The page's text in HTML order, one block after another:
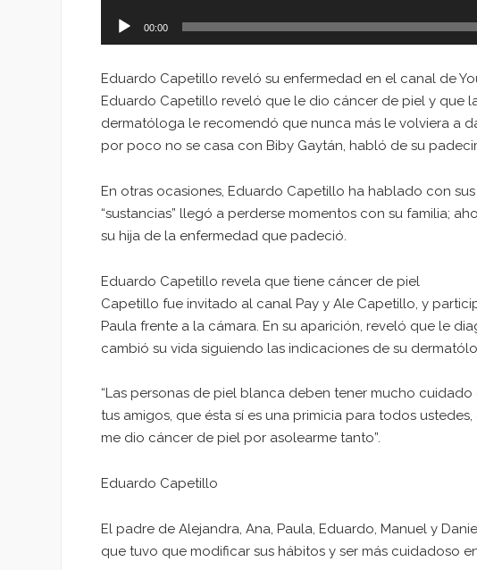
00:00
Eduardo Capetillo reveló su enfermedad en el canal de
Eduardo Capetillo reveló que le dio cáncer de piel y que
dermatóloga le recomendó que nunca más le volviera a
por poco no se casa con Biby Gaytán, habló de su
En otras ocasiones, Eduardo Capetillo ha hablado con
“sustancias” llegó a perderse momentos con su familia;
su hija de la enfermedad que padeció.
Eduardo Capetillo revela que tiene cáncer de piel
Capetillo fue invitado al canal Pay y Ale Capetillo, y
Paula frente a la cámara. En su aparición, reveló que le
cambió su vida siguiendo las indicaciones de su
“Las personas de piel blanca deben tener mucho
tus amigos, que ésta sí es una primicia para todos
me dio cáncer de piel por asolearme tanto”.
Eduardo Capetillo
El padre de Alejandra, Ana, Paula, Eduardo, Manuel y
que tuvo que modificar sus hábitos y ser más cuidadoso